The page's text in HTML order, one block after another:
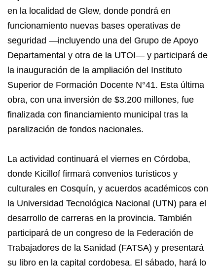
en la localidad de Glew, donde pondrá en
funcionamiento nuevas bases operativas de
seguridad —incluyendo una del Grupo de Apoyo
Departamental y otra de la UTOI— y participará de
la inauguración de la ampliación del Instituto
Superior de Formación Docente N°41. Esta última
obra, con una inversión de $3.200 millones, fue
finalizada con financiamiento municipal tras la
paralización de fondos nacionales.
La actividad continuará el viernes en Córdoba,
donde Kicillof firmará convenios turísticos y
culturales en Cosquín, y acuerdos académicos con
la Universidad Tecnológica Nacional (UTN) para el
desarrollo de carreras en la provincia. También
participará de un congreso de la Federación de
Trabajadores de la Sanidad (FATSA) y presentará
su libro en la capital cordobesa. El sábado, hará lo